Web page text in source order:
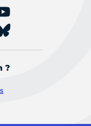
?